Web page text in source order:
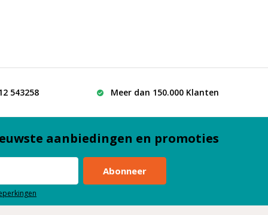
543258 Meer dan 150.000 Klanten
aanbiedingen en promoties
Abonneer